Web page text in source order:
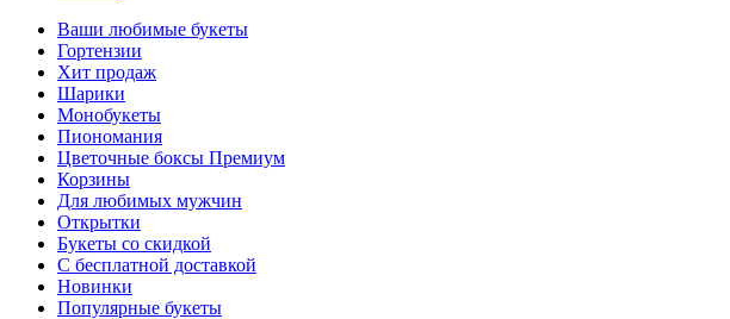
Ваши любимые букеты
Гортензии
Хит продаж
Шарики
Монобукеты
Пиономания
Цветочные боксы Премиум
Корзины
Для любимых мужчин
Открытки
Букеты со скидкой
С бесплатной доставкой
Новинки
Популярные букеты